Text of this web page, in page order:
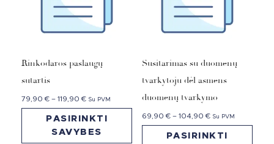
Rinkodaros paslaugų
sutartis
79,90€ – 119,90€ Su PVM
PASIRINKTI
SAVYBES
Susitarimas su duomenų
tvarkytoju dėl asmens
duomenų tvarkymo
69,90€ – 104,90€ Su PVM
PASIRINKTI